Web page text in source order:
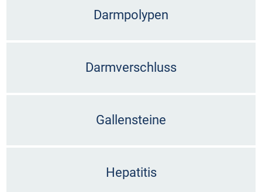
Darmpolypen
Darmverschluss
Gallensteine
Hepatitis